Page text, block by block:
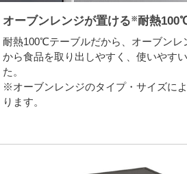
オーブンレンジが置ける※耐熱
耐熱100℃テーブルだから、オーブンレ
から食品を取り出しやすく、使いやす
た。
※オーブンレンジのタイプ・サイズに
ります。